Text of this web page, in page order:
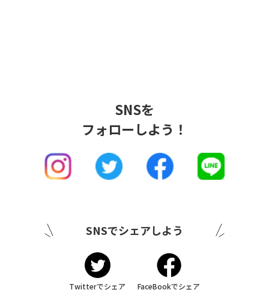
SNSを
フォローしよう！
SNSでシェアしよう
Twitterでシェア FaceBookでシェア